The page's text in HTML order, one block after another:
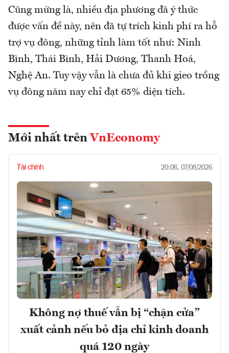
Cũng mừng là, nhiều địa phương đã ý thức
được vấn đề này, nên đã tự trích kinh phí ra hỗ
trợ vụ đông, những tỉnh làm tốt như: Ninh
Bình, Thái Bình, Hải Dương, Thanh Hoá,
Nghệ An. Tuy vậy vẫn là chưa đủ khi gieo trồng
vụ đông năm nay chỉ đạt 65% diện tích.
Mới nhất trên VnEconomy
Tài chính 20:06, 07/08/2026
Không nợ thuế vẫn bị “chặn cửa”
xuất cảnh nếu bỏ địa chỉ kinh doanh
quá 120 ngày